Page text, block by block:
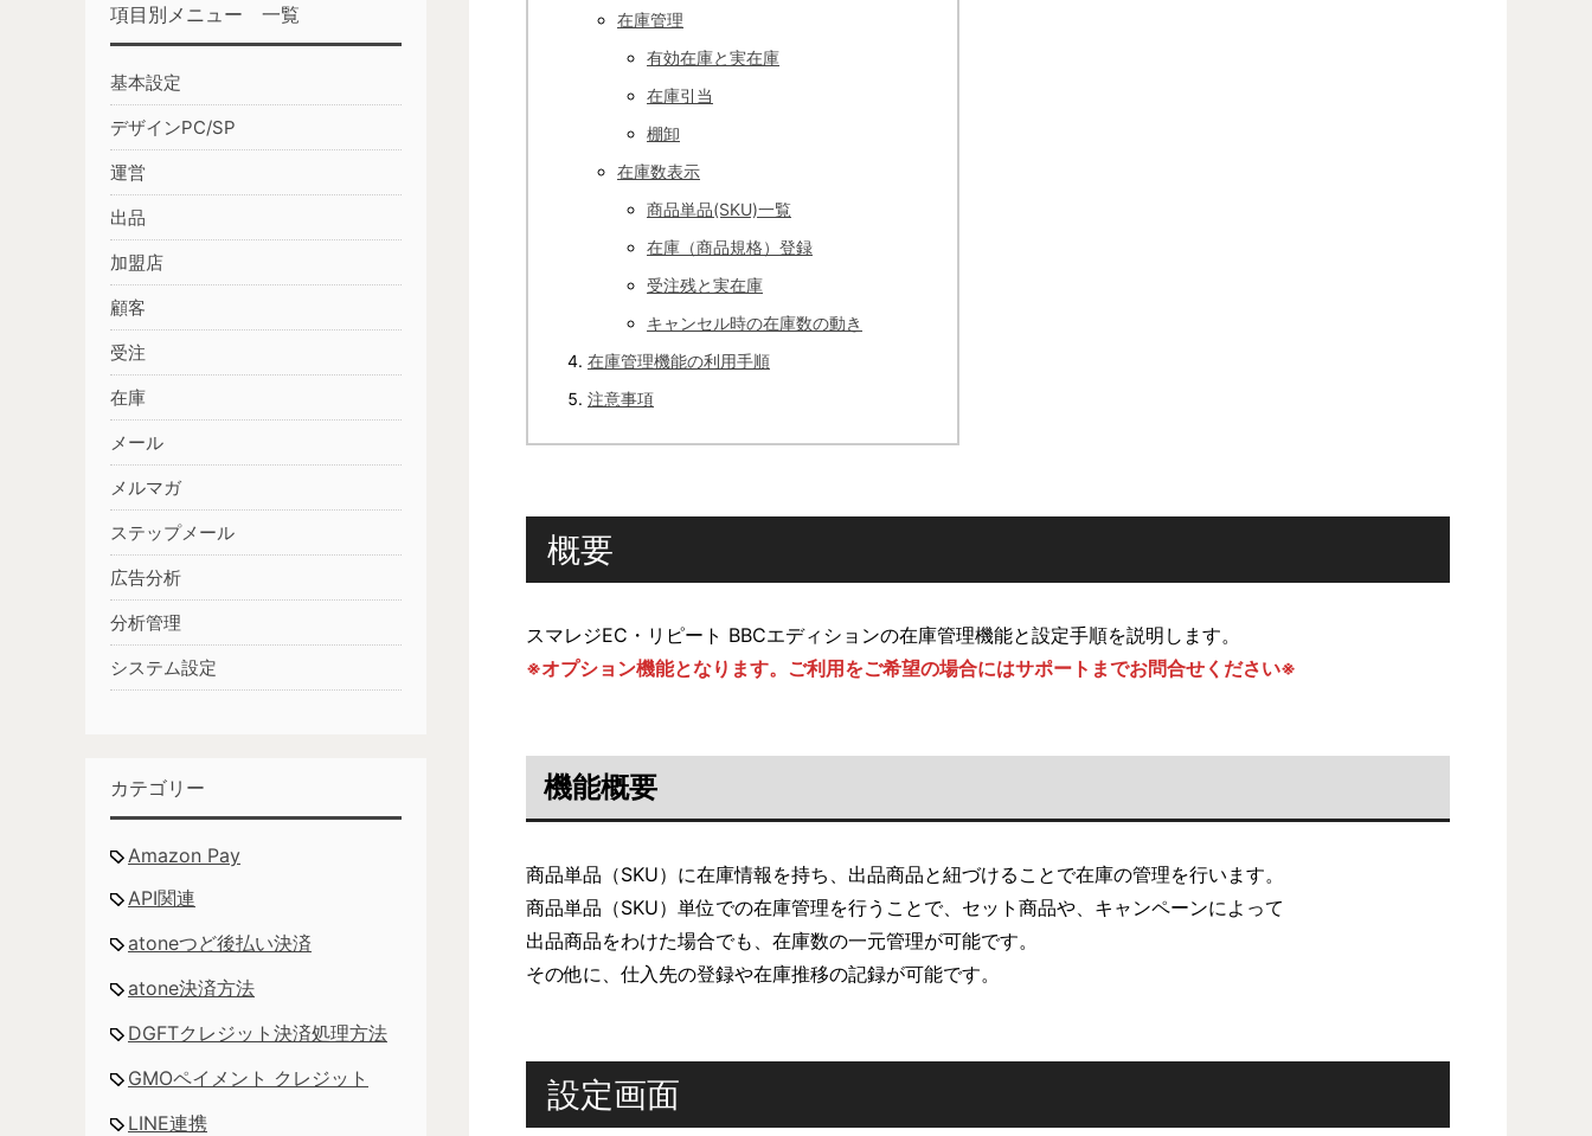
在庫管理
有効在庫と実在庫
在庫引当
棚卸
在庫数表示
商品単品(SKU)一覧
在庫（商品規格）登録
受注残と実在庫
キャンセル時の在庫数の動き
在庫管理機能の利用手順
注意事項
概要
スマレジEC・リピート BBCエディションの在庫管理機能と設定手順を説明します。
※オプション機能となります。ご利用をご希望の場合にはサポートまでお問合せください※
機能概要
商品単品（SKU）に在庫情報を持ち、出品商品と紐づけることで在庫の管理を行います。
商品単品（SKU）単位での在庫管理を行うことで、セット商品や、キャンペーンによって
出品商品をわけた場合でも、在庫数の一元管理が可能です。
その他に、仕入先の登録や在庫推移の記録が可能です。
設定画面
項目別メニュー 一覧
基本設定
デザインPC/SP
運営
出品
加盟店
顧客
受注
在庫
メール
メルマガ
ステップメール
広告分析
分析管理
システム設定
カテゴリー
Amazon Pay
API関連
atoneつど後払い決済
atone決済方法
DGFTクレジット決済処理方法
GMOペイメント クレジット
LINE連携